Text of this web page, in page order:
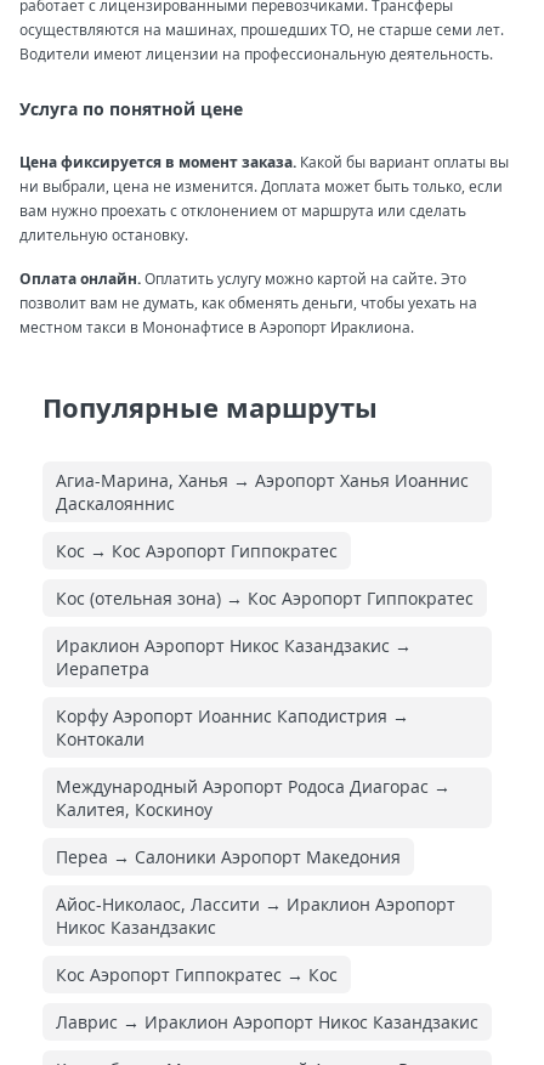
работает с лицензированными перевозчиками. Трансферы
осуществляются на машинах, прошедших ТО, не старше семи лет.
Водители имеют лицензии на профессиональную деятельность.
Услуга по понятной цене
Цена фиксируется в момент заказа. Какой бы вариант оплаты вы
ни выбрали, цена не изменится. Доплата может быть только, если
вам нужно проехать с отклонением от маршрута или сделать
длительную остановку.
Оплата онлайн.Оплатить услугу можно картой на сайте. Это
позволит вам не думать, как обменять деньги, чтобы уехать на
местном такси в Мононафтисе в Аэропорт Ираклиона.
Популярные маршруты
Агиа-Марина, Ханья → Аэропорт Ханья Иоаннис
Даскалояннис
Кос → Кос Аэропорт Гиппократес
Кос (отельная зона) → Кос Аэропорт Гиппократес
Ираклион Аэропорт Никос Казандзакис →
Иерапетра
Корфу Аэропорт Иоаннис Каподистрия →
Контокали
Международный Аэропорт Родоса Диагорас →
Калитея, Коскиноу
Переа → Салоники Аэропорт Македония
Айос-Николаос, Лассити → Ираклион Аэропорт
Никос Казандзакис
Кос Аэропорт Гиппократес → Кос
Лаврис → Ираклион Аэропорт Никос Казандзакис